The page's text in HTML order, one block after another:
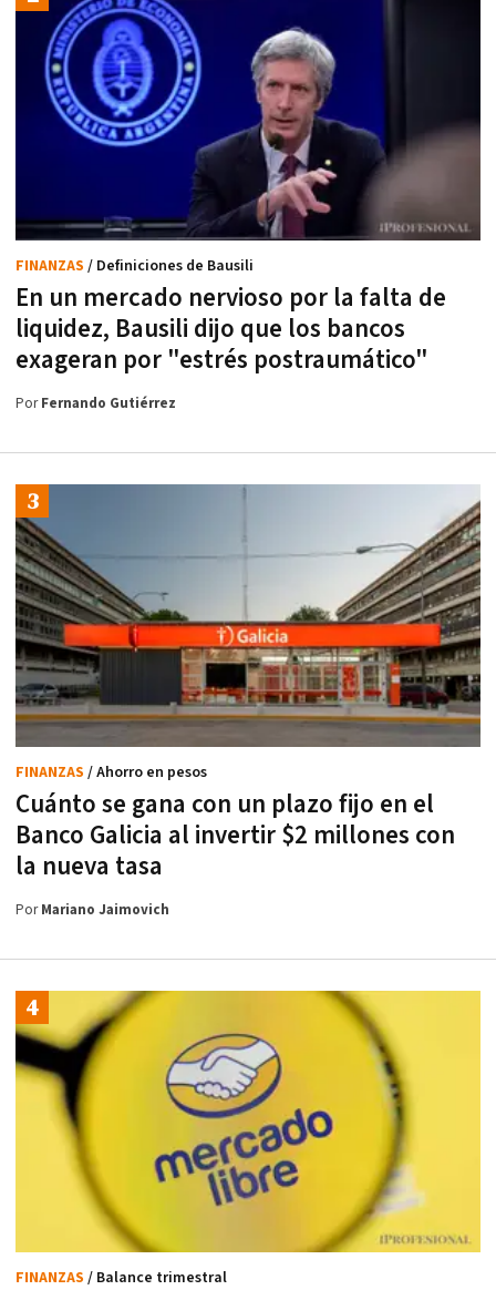
En un mercado nervioso por la falta de
liquidez, Bausili dijo que los bancos
exageran por "estrés postraumático"
FINANZAS / Definiciones de Bausili
PorFernando Gutiérrez
Cuánto se gana con un plazo fijo en el
Banco Galicia al invertir $2 millones con
la nueva tasa
FINANZAS / Ahorro en pesos
PorMariano Jaimovich
FINANZAS / Balance trimestral